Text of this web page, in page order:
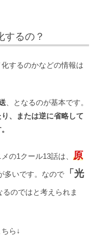
するの？
するのかなどの情報は
、となるのが基本です。
、または逆に省略して
の1クール13話は、 原
多いです。なので
「光
るのではと考えられま
ら↓